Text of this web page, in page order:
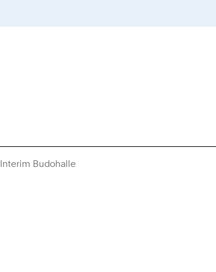
Interim Budohalle